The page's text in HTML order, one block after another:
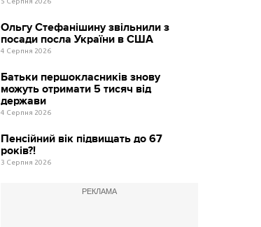
Ольгу Стефанішину звільнили з
посади посла України в США
4 Серпня 2026
Батьки першокласників знову
можуть отримати 5 тисяч від
держави
4 Серпня 2026
Пенсійний вік підвищать до 67
років?!
3 Серпня 2026
РЕКЛАМА